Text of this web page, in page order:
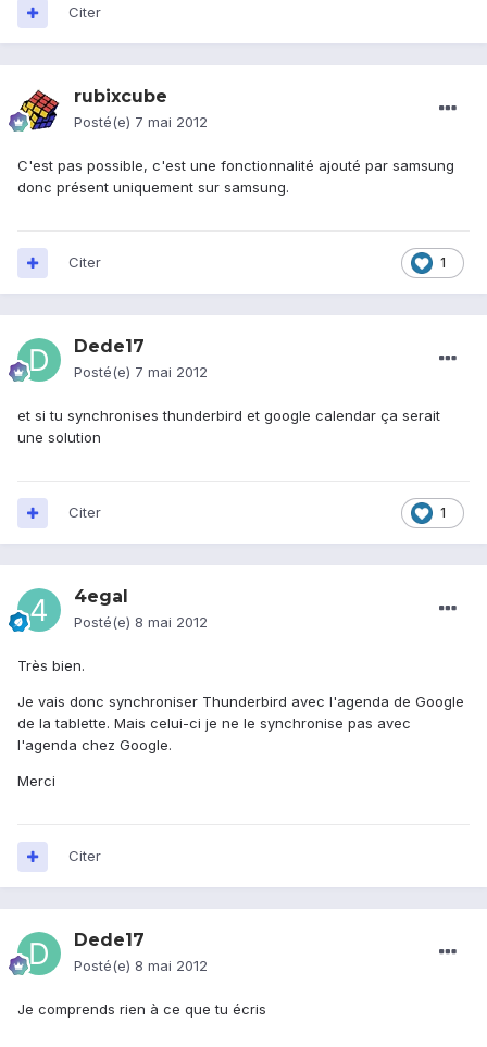
Citer
rubixcube
Posté(e) 7 mai 2012
C'est pas possible, c'est une fonctionnalité ajouté par samsung
donc présent uniquement sur samsung.
1
Citer
Dede17
Posté(e) 7 mai 2012
et si tu synchronises thunderbird et google calendar ça serait
une solution
1
Citer
4egal
Posté(e) 8 mai 2012
Très bien.
Je vais donc synchroniser Thunderbird avec l'agenda de Google
de la tablette. Mais celui-ci je ne le synchronise pas avec
l'agenda chez Google.
Merci
Citer
Dede17
Posté(e) 8 mai 2012
Je comprends rien à ce que tu écris